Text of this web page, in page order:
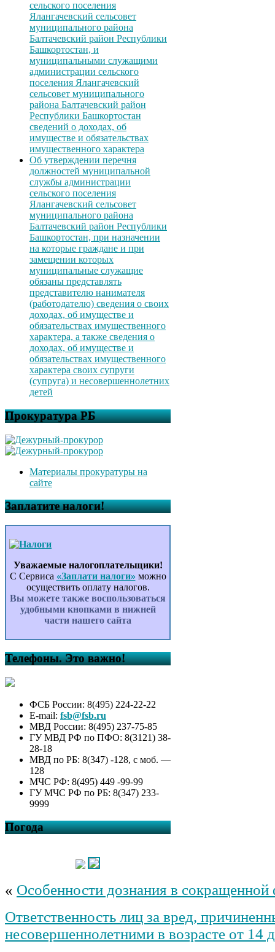
сельского поселения
Ялангачевский сельсовет
муниципального района
Балтачевский район Республики
Башкортостан, и
муниципальными служащими
администрации сельского
поселения Ялангачевский
сельсовет муниципального
района Балтачевский район
Республики Башкортостан
сведений о доходах, об
имуществе и обязательствах
имущественного характера
Об утверждении перечня
должностей муниципальной
службы администрации
сельского поселения
Ялангачевский сельсовет
муниципального района
Балтачевский район Республики
Башкортостан, при назначении
на которые граждане и при
замещении которых
муниципальные служащие
обязаны представлять
представителю нанимателя
(работодателю) сведения о своих
доходах, об имуществе и
обязательствах имущественного
характера, а также сведения о
доходах, об имуществе и
обязательствах имущественного
характера своих супруги
(супруга) и несовершеннолетних
детей
Прокуратура РБ
Материалы прокуратуры на
сайте
Заплатите налоги!
Уважаемые налогоплательщики!
С Сервиса «Заплати налоги» можно
осуществить оплату налогов.
Вы можете также воспользоваться
удобными кнопками в нижней
части нашего сайта
Телефоны. Это важно!
ФСБ России: 8(495) 224-22-22
E-mail: fsb@fsb.ru
МВД России: 8(495) 237-75-85
ГУ МВД РФ по ПФО: 8(3121) 38-
28-18
МВД по РБ: 8(347) -128, с моб. —
128
МЧС РФ: 8(495) 449 -99-99
ГУ МЧС РФ по РБ: 8(347) 233-
9999
Погода
« Особенности дознания в
Ответственность лиц за вред,
несовершеннолетними в возрасте от 14